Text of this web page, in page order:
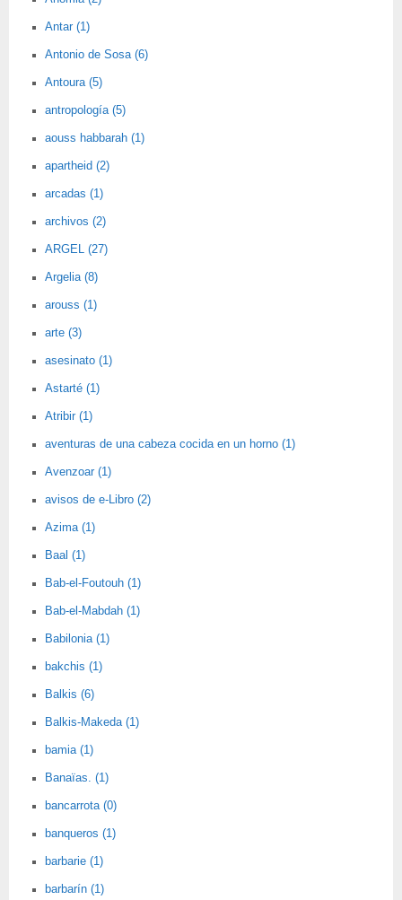
Antar (1)
Antonio de Sosa (6)
Antoura (5)
antropología (5)
aouss habbarah (1)
apartheid (2)
arcadas (1)
archivos (2)
ARGEL (27)
Argelia (8)
arouss (1)
arte (3)
asesinato (1)
Astarté (1)
Atribir (1)
aventuras de una cabeza cocida en un horno (1)
Avenzoar (1)
avisos de e-Libro (2)
Azima (1)
Baal (1)
Bab-el-Foutouh (1)
Bab-el-Mabdah (1)
Babilonia (1)
bakchis (1)
Balkis (6)
Balkis-Makeda (1)
bamia (1)
Banaïas. (1)
bancarrota (0)
banqueros (1)
barbarie (1)
barbarín (1)